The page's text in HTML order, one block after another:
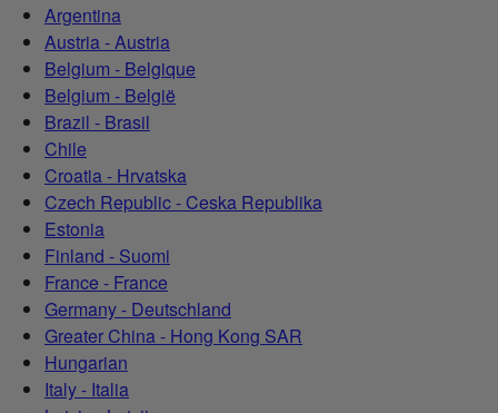
Argentina
Austria - Austria
Belgium - Belgique
Belgium - België
Brazil - Brasil
Chile
Croatia - Hrvatska
Czech Republic - Ceska Republika
Estonia
Finland - Suomi
France - France
Germany - Deutschland
Greater China - Hong Kong SAR
Hungarian
Italy - Italia